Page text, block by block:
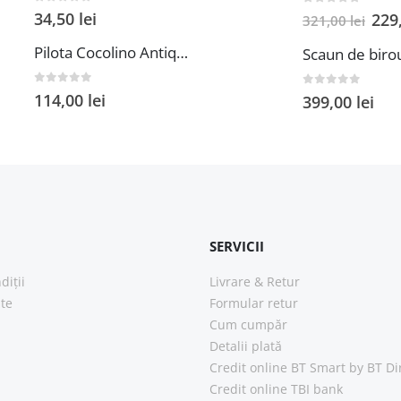
out of 5
34,50 lei
Pilota Cocolino Antique Alcam 140x200 cm din Microfibra si Fleece pentru Confort Premium
114,00 lei
321,00lei
399,00 lei
SERVICII
Livrare & Retur
Formular retur
Cum cumpăr
Detalii plată
Credit online BT Smart by BT
Credit online TBI bank